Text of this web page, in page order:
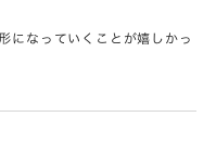
になっていくことが嬉しかっ